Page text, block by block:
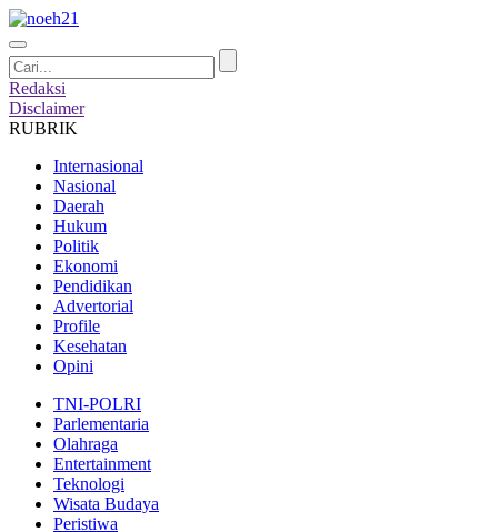
Redaksi
Disclaimer
RUBRIK
Internasional
Nasional
Daerah
Hukum
Politik
Ekonomi
Pendidikan
Advertorial
Profile
Kesehatan
Opini
TNI-POLRI
Parlementaria
Olahraga
Entertainment
Teknologi
Wisata Budaya
Peristiwa